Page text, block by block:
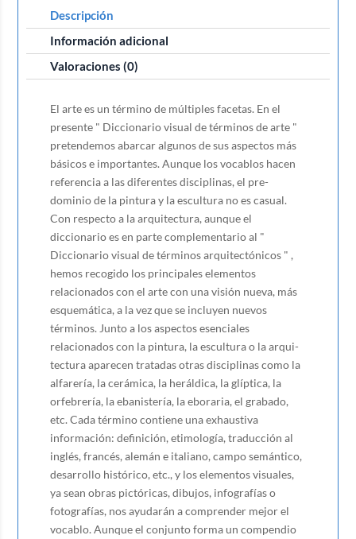
Descripción
Información adicional
Valoraciones (0)
El arte es un término de múltiples facetas. En el
presente " Diccionario visual de términos de arte "
pretendemos abarcar algunos de sus aspectos más
básicos e im­portantes. Aunque los vocablos hacen
referencia a las diferentes disciplinas, el pre­
dominio de la pintura y la escultura no es casual.
Con respecto a la ar­quitectura, aunque el
diccionario es en parte complementario al "
Diccionario visual de términos arquitec­tónicos " ,
hemos recogido los principales elementos
relacionados con el arte con una visión nueva, más
esquemática, a la vez que se incluyen nuevos
términos. Junto a los aspectos esenciales
relacionados con la pintura, la escultura o la arqui­
tectura aparecen tratadas otras disciplinas como la
alfarería, la cerámica, la heráldi­ca, la glíptica, la
orfebrería, la ebanistería, la eboraria, el grabado,
etc. Cada término contiene una exhaustiva
información: definición, etimología, traducción al
inglés, francés, alemán e italiano, campo semántico,
desarrollo histó­rico, etc., y los elementos visuales,
ya sean obras pictóricas, dibujos, infogra­fías o
fotografías, nos ayudarán a comprender mejor el
vocablo. Aunque el conjunto forma un compendio